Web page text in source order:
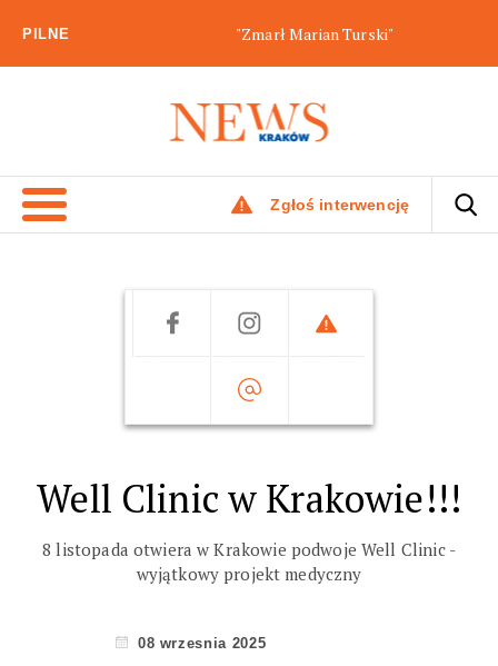
PILNE "Zmarł Marian Turski"
Zgłoś interwencję
Well Clinic w Krakowie!!!
8 listopada otwiera w Krakowie podwoje Well Clinic -
wyjątkowy projekt medyczny
08 wrzesnia 2025